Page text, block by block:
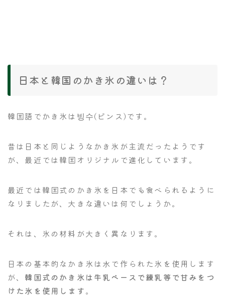
日本と韓国のかき氷の違いは？
韓国語でかき氷は빙수(ピンス)です。
昔は日本と同じようなかき氷が主流だったようです
が、最近では韓国オリジナルで進化しています。
最近では韓国式のかき氷を日本でも食べられるように
なりましたが、大きな違いは何でしょうか。
それは、氷の材料が大きく異なります。
日本の基本的なかき氷は水で作られた氷を使用します
が、 韓国式のかき氷は牛乳ベースで練乳等で甘みをつ
けた氷を使用します。